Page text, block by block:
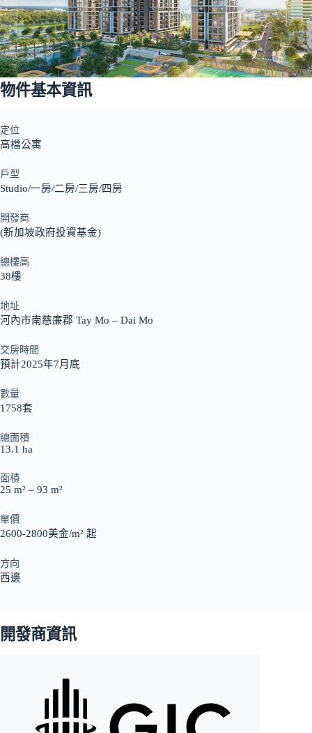
物件基本資訊
定位
高檔公寓
戶型
Studio/一房/二房/三房/四房
開發商
(新加坡政府投資基金)
總樓高
38樓
地址
河內市南慈廉郡 Tay Mo – Dai Mo
交房時間
預計2025年7月底
數量
1758套
總面積
13.1 ha
面積
25 m² – 93 m²
單價
2600-2800美金/m² 起
方向
西邊
開發商資訊